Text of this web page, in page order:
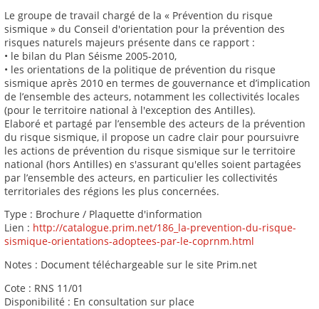
Le groupe de travail chargé de la « Prévention du risque
sismique » du Conseil d'orientation pour la prévention des
risques naturels majeurs présente dans ce rapport :
• le bilan du Plan Séisme 2005-2010,
• les orientations de la politique de prévention du risque
sismique après 2010 en termes de gouvernance et d’implication
de l’ensemble des acteurs, notamment les collectivités locales
(pour le territoire national à l'exception des Antilles).
Elaboré et partagé par l’ensemble des acteurs de la prévention
du risque sismique, il propose un cadre clair pour poursuivre
les actions de prévention du risque sismique sur le territoire
national (hors Antilles) en s'assurant qu'elles soient partagées
par l’ensemble des acteurs, en particulier les collectivités
territoriales des régions les plus concernées.
Type : Brochure / Plaquette d'information
Lien : http://catalogue.prim.net/186_la-prevention-du-risque-
sismique-orientations-adoptees-par-le-coprnm.html
Notes : Document téléchargeable sur le site Prim.net
Cote : RNS 11/01
Disponibilité : En consultation sur place